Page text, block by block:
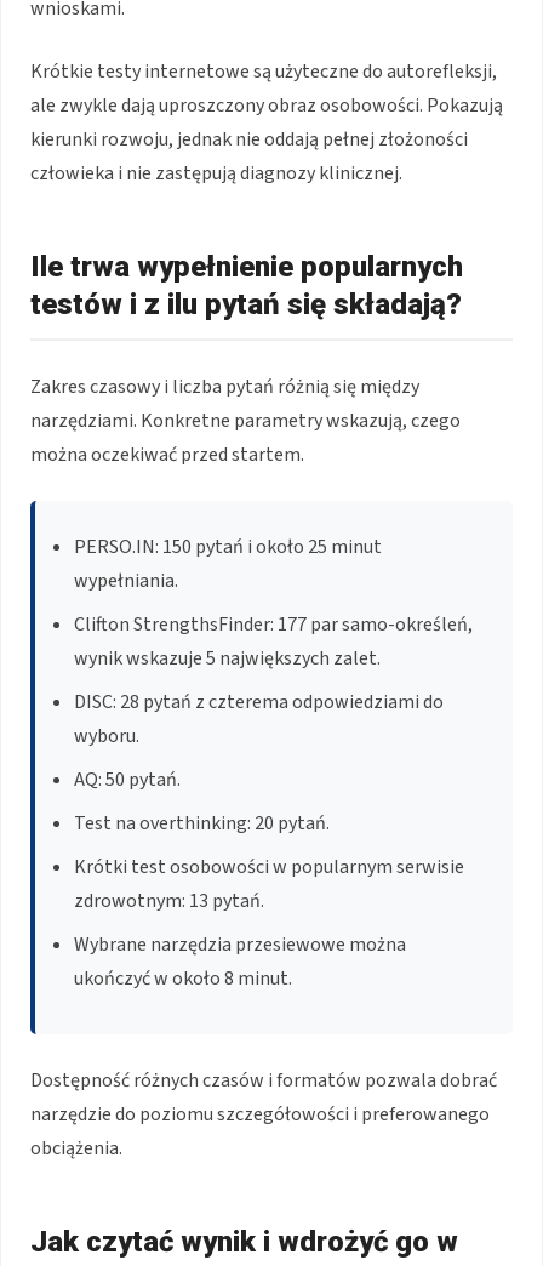
wnioskami.
Krótkie testy internetowe są użyteczne do autorefleksji,
ale zwykle dają uproszczony obraz osobowości. Pokazują
kierunki rozwoju, jednak nie oddają pełnej złożoności
człowieka i nie zastępują diagnozy klinicznej.
Ile trwa wypełnienie popularnych
testów i z ilu pytań się składają?
Zakres czasowy i liczba pytań różnią się między
narzędziami. Konkretne parametry wskazują, czego
można oczekiwać przed startem.
PERSO.IN: 150 pytań i około 25 minut
wypełniania.
Clifton StrengthsFinder: 177 par samo-określeń,
wynik wskazuje 5 największych zalet.
DISC: 28 pytań z czterema odpowiedziami do
wyboru.
AQ: 50 pytań.
Test na overthinking: 20 pytań.
Krótki test osobowości w popularnym serwisie
zdrowotnym: 13 pytań.
Wybrane narzędzia przesiewowe można
ukończyć w około 8 minut.
Dostępność różnych czasów i formatów pozwala dobrać
narzędzie do poziomu szczegółowości i preferowanego
obciążenia.
Jak czytać wynik i wdrożyć go w